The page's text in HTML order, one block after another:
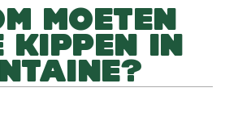
MOETEN
KIPPEN IN